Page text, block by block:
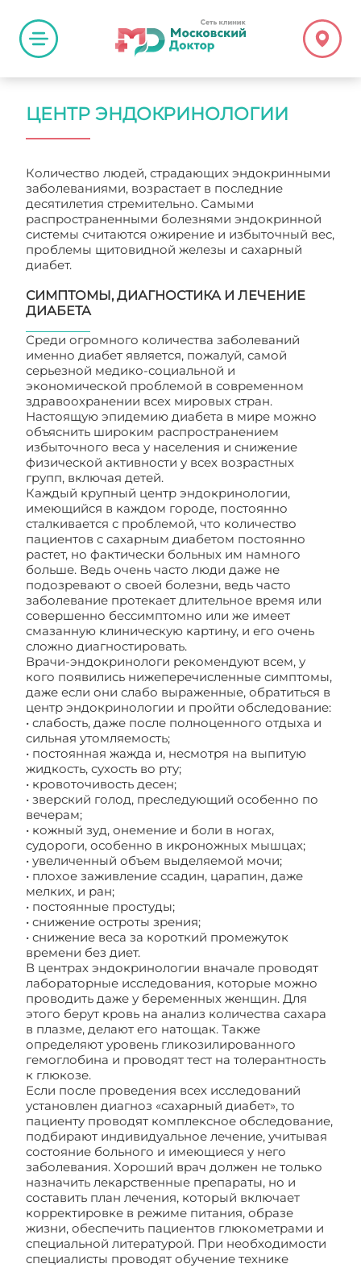
ЦЕНТР ЭНДОКРИНОЛОГИИ
Количество людей, страдающих эндокринными
заболеваниями, возрастает в последние
десятилетия стремительно. Самыми
распространенными болезнями эндокринной
системы считаются ожирение и избыточный вес,
проблемы щитовидной железы и сахарный
диабет.
СИМПТОМЫ, ДИАГНОСТИКА И ЛЕЧЕНИЕ
ДИАБЕТА
Среди огромного количества заболеваний
именно диабет является, пожалуй, самой
серьезной медико-социальной и
экономической проблемой в современном
здравоохранении всех мировых стран.
Настоящую эпидемию диабета в мире можно
объяснить широким распространением
избыточного веса у населения и снижение
физической активности у всех возрастных
групп, включая детей.
Каждый крупный центр эндокринологии,
имеющийся в каждом городе, постоянно
сталкивается с проблемой, что количество
пациентов с сахарным диабетом постоянно
растет, но фактически больных им намного
больше. Ведь очень часто люди даже не
подозревают о своей болезни, ведь часто
заболевание протекает длительное время или
совершенно бессимптомно или же имеет
смазанную клиническую картину, и его очень
сложно диагностировать.
Врачи-эндокринологи рекомендуют всем, у
кого появились нижеперечисленные симптомы,
даже если они слабо выраженные, обратиться в
центр эндокринологии и пройти обследование:
• слабость, даже после полноценного отдыха и
сильная утомляемость;
• постоянная жажда и, несмотря на выпитую
жидкость, сухость во рту;
• кровоточивость десен;
• зверский голод, преследующий особенно по
вечерам;
• кожный зуд, онемение и боли в ногах,
судороги, особенно в икроножных мышцах;
• увеличенный объем выделяемой мочи;
• плохое заживление ссадин, царапин, даже
мелких, и ран;
• постоянные простуды;
• снижение остроты зрения;
• снижение веса за короткий промежуток
времени без диет.
В центрах эндокринологии вначале проводят
лабораторные исследования, которые можно
проводить даже у беременных женщин. Для
этого берут кровь на анализ количества сахара
в плазме, делают его натощак. Также
определяют уровень гликозилированного
гемоглобина и проводят тест на толерантность
к глюкозе.
Если после проведения всех исследований
установлен диагноз «сахарный диабет», то
пациенту проводят комплексное обследование,
подбирают индивидуальное лечение, учитывая
состояние больного и имеющиеся у него
заболевания. Хороший врач должен не только
назначить лекарственные препараты, но и
составить план лечения, который включает
корректировке в режиме питания, образе
жизни, обеспечить пациентов глюкометрами и
специальной литературой. При необходимости
специалисты проводят обучение технике